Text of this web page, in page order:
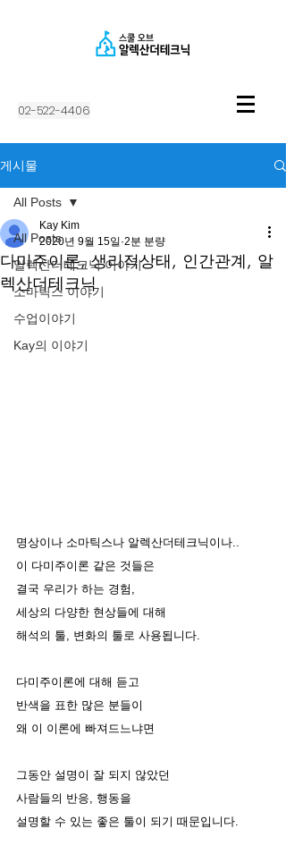
02-522-4406
게시물
All Posts
알렉산더테크닉 이야기
소마틱스 이야기
수업이야기
Kay의 이야기
All Posts
다미주이론, 생리적상태, 인간관계, 알
렉산더테크닉
Kay Kim
2020년 9월 15일 2분 분량
명상이나 소마틱스나 알렉산더테크닉이나..
이 다미주이론 같은 것들은
결국 우리가 하는 경험,
세상의 다양한 현상들에 대해
해석의 툴, 변화의 툴로 사용됩니다.
다미주이론에 대해 듣고
반색을 표한 많은 분들이
왜 이 이론에 빠져드느냐면
그동안 설명이 잘 되지 않았던
사람들의 반응, 행동을
설명할 수 있는 좋은 툴이 되기 때문입니다.